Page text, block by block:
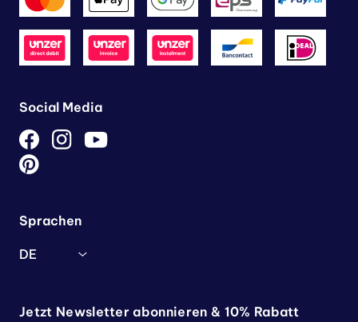
Social Media
Sprachen
DE
Jetzt Newsletter abonnieren & 10% Rabatt